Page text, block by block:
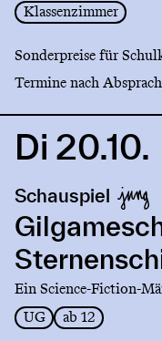
Klassenzimmer
Sonderpreise für
Termine nach
Link
Gilgamesch,
mein
Sternenschiff
Di 20.10.
Schauspiel
Ein Science-Fiction-
UG
ab 12